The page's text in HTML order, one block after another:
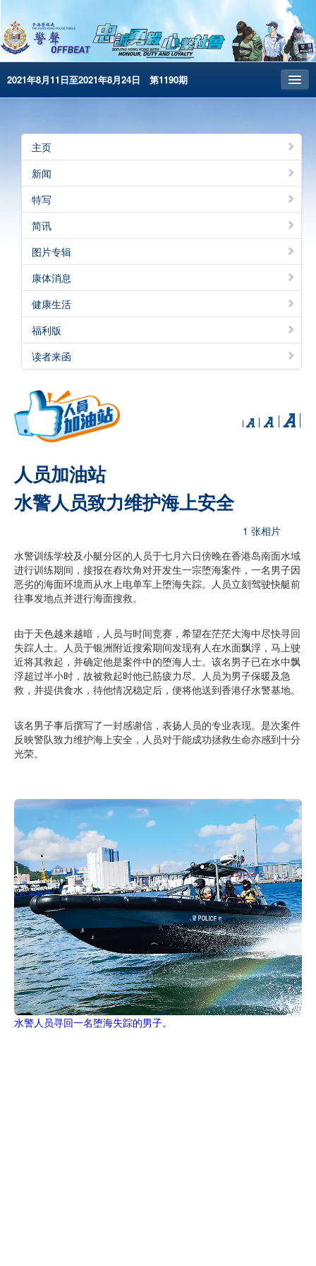
2021年8月11日至2021年8月24日 第1190期
昔日警声
警务处主页
繁體版
English
电子书版
警声特刊
主页
新闻
特写
简讯
图片专辑
康体消息
健康生活
福利版
读者来函
人员加油站
水警人员致力维护海上安全
1 张相片
水警训练学校及小艇分区的人员于七月六日傍晚在香港岛南面水域
进行训练期间，接报在舂坎角对开发生一宗堕海案件，一名男子因
恶劣的海面环境而从水上电单车上堕海失踪。人员立刻驾驶快艇前
往事发地点并进行海面搜救。
由于天色越来越暗，人员与时间竞赛，希望在茫茫大海中尽快寻回
失踪人士。人员于银洲附近搜索期间发现有人在水面飘浮，马上驶
近将其救起，并确定他是案件中的堕海人士。该名男子已在水中飘
浮超过半小时，故被救起时他已筋疲力尽。人员为男子保暖及急
救，并提供食水，待他情况稳定后，便将他送到香港仔水警基地。
该名男子事后撰写了一封感谢信，表扬人员的专业表现。是次案件
反映警队致力维护海上安全，人员对于能成功拯救生命亦感到十分
光荣。
水警人员寻回一名堕海失踪的男子。